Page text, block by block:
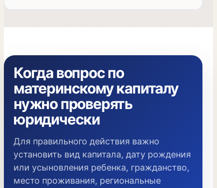
Когда вопрос по
материнскому капиталу
нужно проверять
юридически
Для правильного действия важно
установить вид капитала, дату рождения
или усыновления ребенка, гражданство,
место проживания, региональные